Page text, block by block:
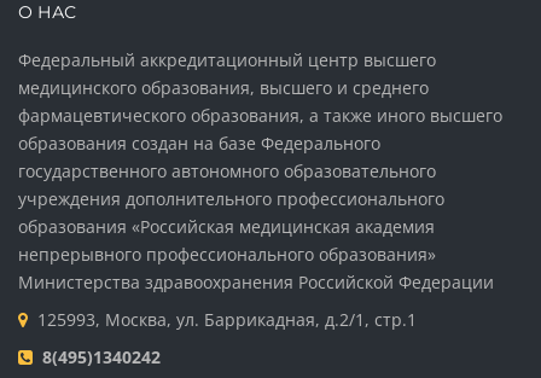
О НАС
Федеральный аккредитационный центр высшего
медицинского образования, высшего и среднего
фармацевтического образования, а также иного высшего
образования создан на базе Федерального
государственного автономного образовательного
учреждения дополнительного профессионального
образования «Российская медицинская академия
непрерывного профессионального образования»
Министерства здравоохранения Российской Федерации
125993, Москва, ул. Баррикадная, д.2/1, стр.1
8(495)1340242